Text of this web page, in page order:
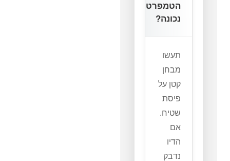
הטמפרטורה
נכונה?
תעשו
מבחן
קטן על
פיסת
שטיח.
אם
הדיו
נדבק